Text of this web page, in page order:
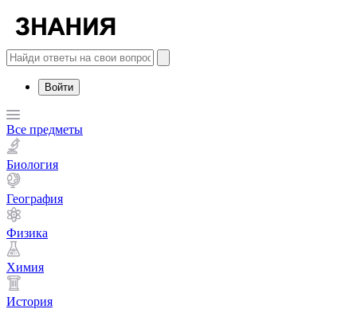
Войти
Все предметы
Биология
География
Физика
Химия
История